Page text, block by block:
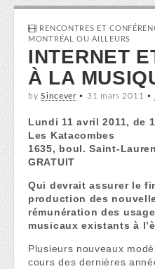
RENCONTRES ET
MONTRÉAL OU AILLEURS
INTERNET
À LA
bySincever• 31 mars 2011 •
Lundi 11 avril 2011, de
Les Katacombes
1635, boul. Saint-
GRATUIT
Qui devrait assurer le
production des
rémunération des
musicaux existants à
Plusieurs nouveaux
cours des dernières